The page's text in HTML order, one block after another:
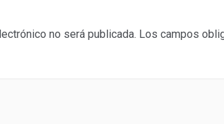
no será publicada. Los campos